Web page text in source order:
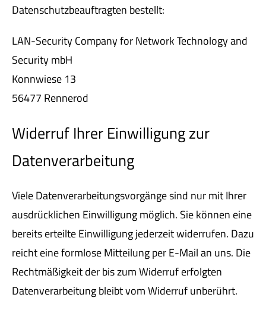
Datenschutzbeauftragten bestellt:
LAN-Security Company for Network Technology and
Security mbH
Konnwiese 13
56477 Rennerod
Widerruf Ihrer Einwilligung zur
Datenverarbeitung
Viele Datenverarbeitungsvorgänge sind nur mit Ihrer
ausdrücklichen Einwilligung möglich. Sie können eine
bereits erteilte Einwilligung jederzeit widerrufen. Dazu
reicht eine formlose Mitteilung per E-Mail an uns. Die
Rechtmäßigkeit der bis zum Widerruf erfolgten
Datenverarbeitung bleibt vom Widerruf unberührt.